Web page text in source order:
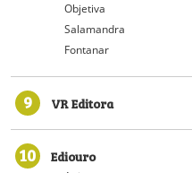
Objetiva
Salamandra
Fontanar
9 VR Editora
10 Ediouro